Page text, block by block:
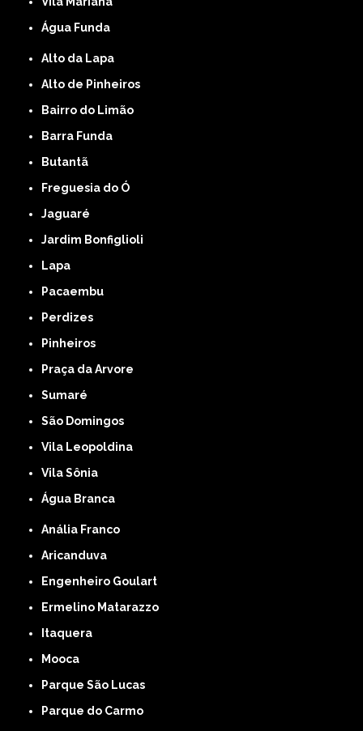
Água Funda
Alto da Lapa
Alto de Pinheiros
Bairro do Limão
Barra Funda
Butantã
Freguesia do Ó
Jaguaré
Jardim Bonfiglioli
Lapa
Pacaembu
Perdizes
Pinheiros
Praça da Arvore
Sumaré
São Domingos
Vila Leopoldina
Vila Sônia
Água Branca
Anália Franco
Aricanduva
Engenheiro Goulart
Ermelino Matarazzo
Itaquera
Mooca
Parque São Lucas
Parque do Carmo